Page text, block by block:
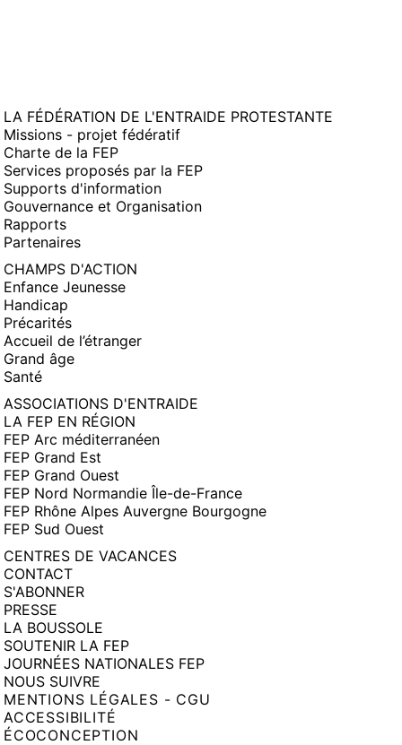
LA FÉDÉRATION DE L'ENTRAIDE PROTESTANTE
Missions - projet fédératif
Charte de la FEP
Services proposés par la FEP
Supports d'information
Gouvernance et Organisation
Rapports
Partenaires
CHAMPS D'ACTION
Enfance Jeunesse
Handicap
Précarités
Accueil de l’étranger
Grand âge
Santé
ASSOCIATIONS D'ENTRAIDE
LA FEP EN RÉGION
FEP Arc méditerranéen
FEP Grand Est
FEP Grand Ouest
FEP Nord Normandie Île-de-France
FEP Rhône Alpes Auvergne Bourgogne
FEP Sud Ouest
CENTRES DE VACANCES
CONTACT
S'ABONNER
PRESSE
LA BOUSSOLE
SOUTENIR LA FEP
JOURNÉES NATIONALES FEP
NOUS SUIVRE
MENTIONS LÉGALES - CGU
ACCESSIBILITÉ
ÉCOCONCEPTION